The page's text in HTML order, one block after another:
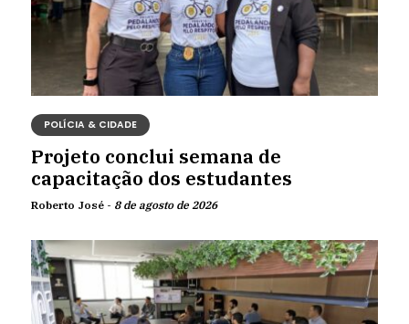
POLÍCIA & CIDADE
Projeto conclui semana de
capacitação dos estudantes
Roberto José - 8 de agosto de 2026